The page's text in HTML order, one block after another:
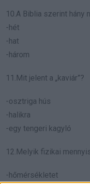
10.A Biblia szerint hány
-hét
-hat
-három
11.Mit jelent a „kaviár”?
-osztriga hús
-halikra
-egy tengeri kagyló
12.Melyik fizikai
-hőmérsékletet